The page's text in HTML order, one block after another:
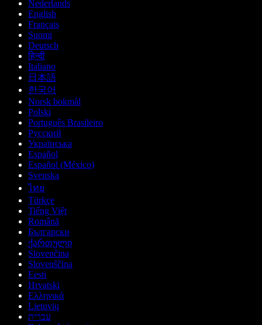
Nederlands
English
Français
Suomi
Deutsch
हिन्दी
Italiano
日本語
한국어
Norsk bokmål
Polski
Português Brasileiro
Русский
Українська
Español
Español (México)
Svenska
ไทย
Türkçe
Tiếng Việt
Română
Български
ქართული
Slovenčina
Slovenščina
Eesti
Hrvatski
Ελληνικά
Lietuvių
עברית